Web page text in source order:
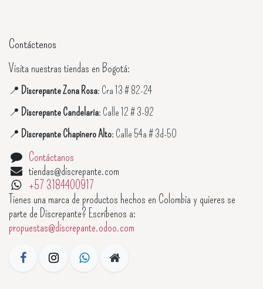
Contáctenos
Visita nuestras tiendas en Bogotá:
📍 Discrepante Zona Rosa: Cra 13 # 82-24
📍 Discrepante Candelaria: Calle 12 # 3-92
📍 Discrepante Chapinero Alto: Calle 54a # 3d-50
Contáctanos
tiendas@discrepante.com
+57 3184400917
Tienes una marca de productos hechos en Colombia y quieres se
parte de Discrepante? Escríbenos a:
propuestas@discrepante.odoo.com